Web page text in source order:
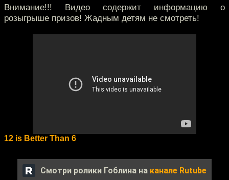
Внимание!!! Видео содержит информацию о
розыгрыше призов! Жадным детям не смотреть!
12 is Better Than 6
Смотри ролики Гоблина на канале Rutube